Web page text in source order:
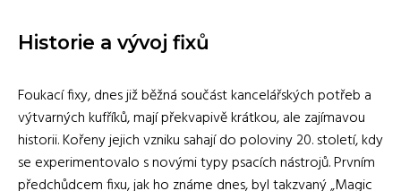
Historie a vývoj fixů
Foukací fixy, dnes již běžná součást kancelářských potřeb a
výtvarných kufříků, mají překvapivě krátkou, ale zajímavou
historii. Kořeny jejich vzniku sahají do poloviny 20. století, kdy
se experimentovalo s novými typy psacích nástrojů. Prvním
předchůdcem fixu, jak ho známe dnes, byl takzvaný „Magic